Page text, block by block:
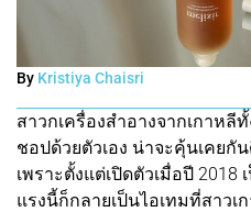
By Kristiya Chaisri
สาวกเครื่องสำอางจากเกาห
ชอปด้วยตัวเอง น่าจะคุ้นเคย
เพราะตั้งแต่เปิดตัวเมื่อปี
แรงนี้ก็กลายเป็นไอเทมที่สาวเ